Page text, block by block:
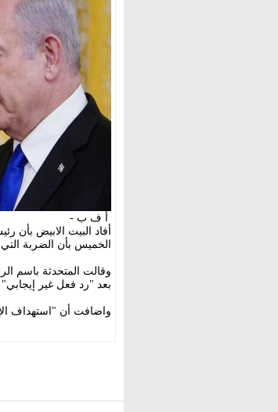
أ ف ب -
أفاد البيت الابيض بأن
الخميس بأن الضربة
وقالت المتحدثة باسم
بعد "رد فعل غير
واضافت أن "استهداف